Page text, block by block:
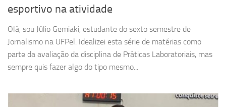
esportivo na atividade
Olá, sou Júlio Gemiaki, estudante do sexto semestre de
Jornalismo na UFPel. Idealizei esta série de matérias como
parte da avaliação da disciplina de Práticas Laboratoriais, mas
sempre quis fazer algo do tipo mesmo...